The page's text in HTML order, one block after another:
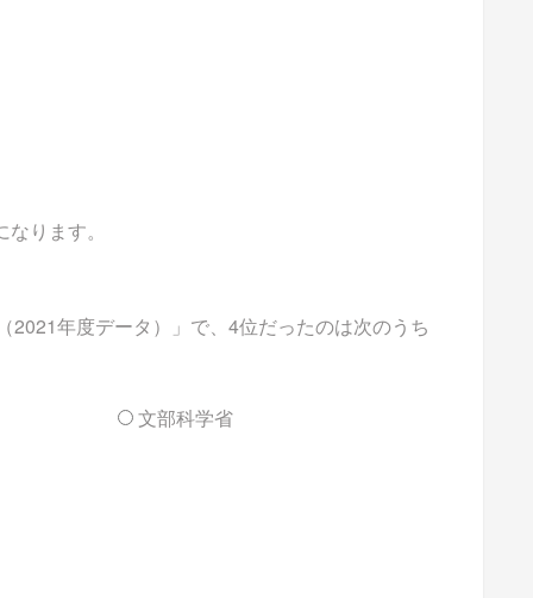
ります。
年度データ）」で、4位だったのは次のうち
文部科学省